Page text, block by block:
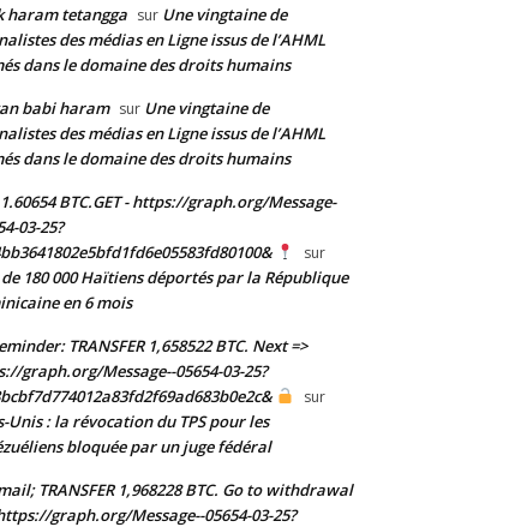
haram tetangga sur Une vingtaine de
des médias en Ligne issus de l’AHML
dans le domaine des droits humains
babi haram sur Une vingtaine de
des médias en Ligne issus de l’AHML
dans le domaine des droits humains
BTC.GET - https://graph.org/Message-
03-25?
sur
180 000 Haïtiens déportés par la République
en 6 mois
TRANSFER 1,658522 BTC. Next =>
graph.org/Message--05654-03-25?
sur
Unis : la révocation du TPS pour les
bloquée par un juge fédéral
TRANSFER 1,968228 BTC. Go to withdrawal
graph.org/Message--05654-03-25?